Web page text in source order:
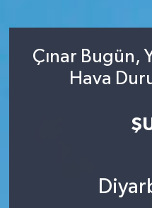
Çınar Bugün,
Hava
Spor
Sağlık
Tüm Manşetler
Son Dakika Haberleri